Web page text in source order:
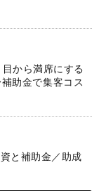
から満席にする
助金で集客コス
と補助金／助成